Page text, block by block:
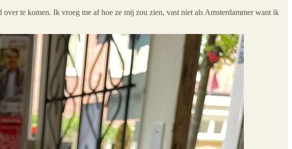
te komen. Ik vroeg me af hoe ze mij zou zien, vast niet als Amsterdammer want ik